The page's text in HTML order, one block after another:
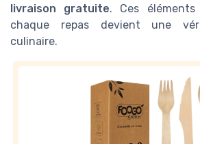
livraison gratuite. Ces
chaque repas devient une
culinaire.